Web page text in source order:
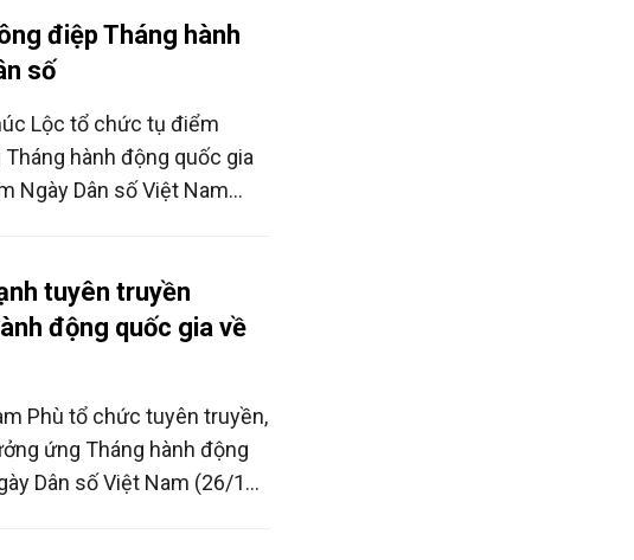
điệp Tháng hành
số
Lộc tổ chức tụ điểm
hành động quốc gia
Ngày Dân số Việt Nam
tuyên truyền
động quốc gia về
Phù tổ chức tuyên truyền,
ứng Tháng hành động
Dân số Việt Nam (26/12),